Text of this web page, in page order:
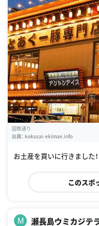
国際通り
出典： kokusai-ekimae.info
お土産を買いに行きました！
このスポ
M 瀬長島ウミカジテ